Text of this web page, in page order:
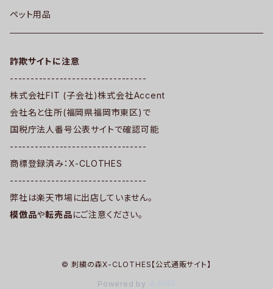
ペット用品
詐欺サイトに注意
---------------------------------
株式会社FIT (子会社)株式会社Accent
会社名と住所(福岡県福岡市東区)で
国税庁法人番号公表サイトで確認可能
---------------------------------
商標登録済み：X-CLOTHES
---------------------------------
弊社は楽天市場に出店していません。
模倣品や転売品にご注意ください。
© 刺繍の森X-CLOTHES【公式通販サイト】
Powered by